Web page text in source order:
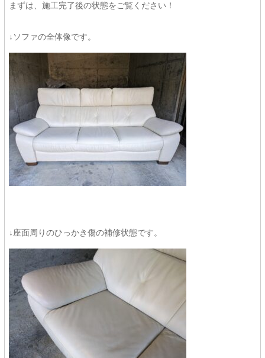
まずは、施工完了後の状態をご覧ください！
↓ソファの全体像です。
↓座面周りのひっかき傷の補修状態です。